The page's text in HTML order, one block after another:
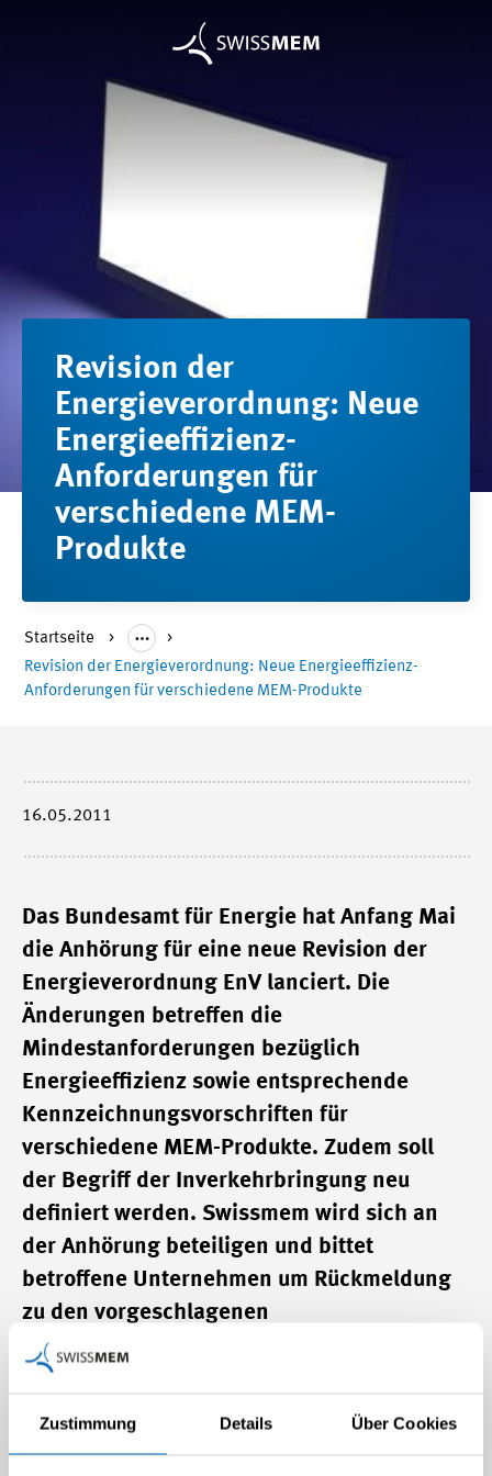
Zustimmung Details Über Cookies
Revision der
Energieverordnung: Neue
Energieeffizienz-
Anforderungen für
verschiedene MEM-
Produkte
Startseite
Revision der Energieverordnung: Neue Energieeffizienz-
Anforderungen für verschiedene MEM-Produkte
16.05.2011
Das Bundesamt für Energie hat Anfang Mai
die Anhörung für eine neue Revision der
Energieverordnung EnV lanciert. Die
Änderungen betreffen die
Mindestanforderungen bezüglich
Energieeffizienz sowie entsprechende
Kennzeichnungsvorschriften für
verschiedene MEM-Produkte. Zudem soll
der Begriff der Inverkehrbringung neu
definiert werden. Swissmem wird sich an
der Anhörung beteiligen und bittet
betroffene Unternehmen um Rückmeldung
zu den vorgeschlagenen
Verordnungsänderungen.